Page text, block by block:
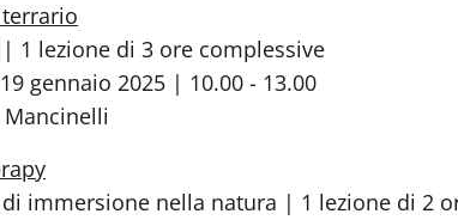
1 lezione di 3 ore complessive
gennaio 2025 | 10.00 - 13.00
immersione nella natura | 1 lezione di 2